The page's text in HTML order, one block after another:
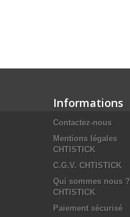
Informations
Contactez-nous
Mentions légales
CHTISTICK
C.G.V. CHTISTICK
Qui sommes nous ?
CHTISTICK
Paiement sécurisé